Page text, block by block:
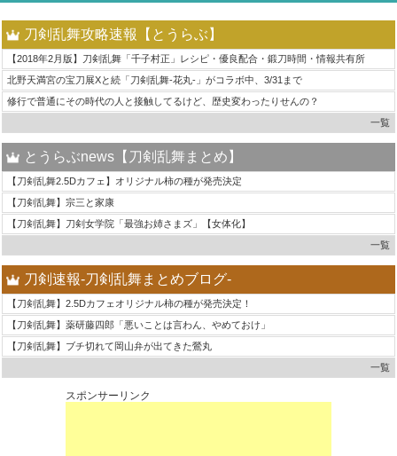
刀剣乱舞攻略速報【とうらぶ】
【2018年2月版】刀剣乱舞「千子村正」レシピ・優良配合・鍛刀時間・情報共有所
北野天満宮の宝刀展Xと続「刀剣乱舞-花丸-」がコラボ中、3/31まで
修行で普通にその時代の人と接触してるけど、歴史変わったりせんの？
一覧
とうらぶnews【刀剣乱舞まとめ】
【刀剣乱舞2.5Dカフェ】オリジナル柿の種が発売決定
【刀剣乱舞】宗三と家康
【刀剣乱舞】刀剣女学院「最強お姉さまズ」【女体化】
一覧
刀剣速報-刀剣乱舞まとめブログ-
【刀剣乱舞】2.5Dカフェオリジナル柿の種が発売決定！
【刀剣乱舞】薬研藤四郎「悪いことは言わん、やめておけ」
【刀剣乱舞】ブチ切れて岡山弁が出てきた鶯丸
一覧
スポンサーリンク